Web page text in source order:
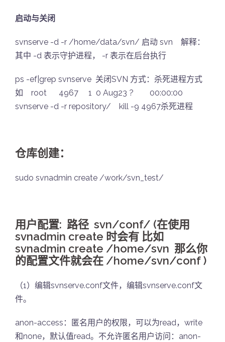
启动与关闭
svnserve -d -r /home/data/svn/ 启动 svn 解释：
其中 -d 表示守护进程， -r 表示在后台执行
ps -ef|grep svnserve 关闭SVN 方式：杀死进程方式
如 root 4967 1 0 Aug23 ? 00:00:00
svnserve -d -r repository/ kill -9 4967杀死进程
仓库创建：
sudo svnadmin create /work/svn_test/
用户配置: 路径 svn/conf/ (在使用
svnadmin create 时会有 比如
svnadmin create /home/svn 那么你
的配置文件就会在 /home/svn/conf )
（1）编辑svnserve.conf文件，编辑svnserve.conf文
件。
anon-access：匿名用户的权限，可以为read，write
和none，默认值read。不允许匿名用户访问：anon-